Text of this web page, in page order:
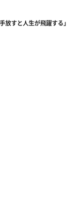
放すと人生が飛躍する」